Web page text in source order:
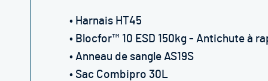
• Harnais HT45
• Blocfor™ 10 ESD 150kg - Antichute à
• Anneau de sangle AS19S
• Sac Combipro 30L